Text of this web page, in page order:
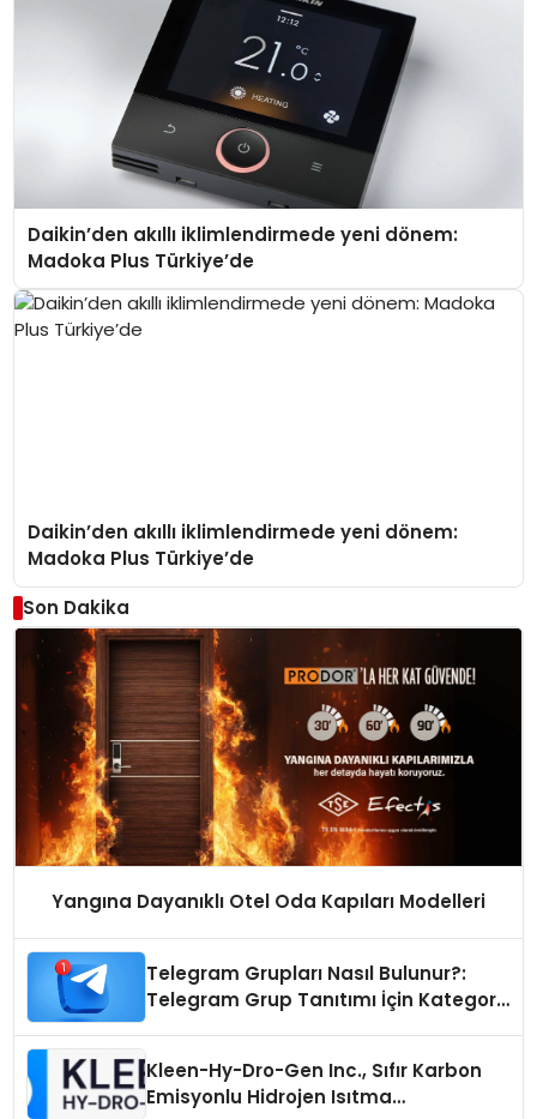
Daikin’den akıllı iklimlendirmede yeni dönem:
Madoka Plus Türkiye’de
Daikin’den akıllı iklimlendirmede yeni dönem:
Madoka Plus Türkiye’de
Son Dakika
Yangına Dayanıklı Otel Oda Kapıları Modelleri
Telegram Grupları Nasıl Bulunur?:
Telegram Grup Tanıtımı İçin Kategori
Kleen-Hy-Dro-Gen Inc., Sıfır Karbon
Emisyonlu Hidrojen Isıtma